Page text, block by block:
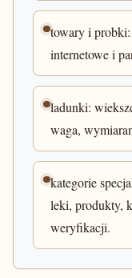
towary i
internetowe i
ladunki:
waga,
kategorie
leki, produkty,
weryfikacji.